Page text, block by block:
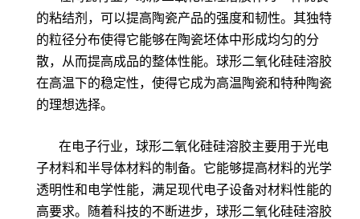
的粘结剂，可以提高陶瓷产品的强度和韧性。其独特
的粒径分布使得它能够在陶瓷坯体中形成均匀的分
散，从而提高成品的整体性能。球形二氧化硅硅溶胶
在高温下的稳定性，使得它成为高温陶瓷和特种陶瓷
的理想选择。
在电子行业，球形二氧化硅硅溶胶主要用于光电
子材料和半导体材料的制备。它能够提高材料的光学
透明性和电学性能，满足现代电子设备对材料性能的
高要求。随着科技的不断进步，球形二氧化硅硅溶胶